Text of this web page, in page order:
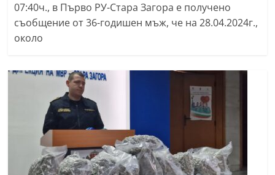
07:40ч., в Първо РУ-Стара Загора е получено
съобщение от 36-годишен мъж, че на 28.04.2024г.,
около